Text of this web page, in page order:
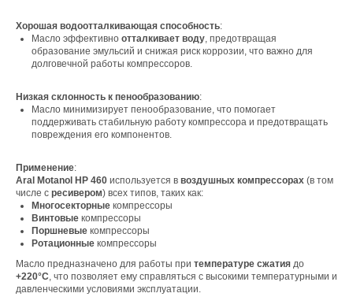
Хорошая водоотталкивающая способность:
Масло эффективно отталкивает воду, предотвращая
образование эмульсий и снижая риск коррозии, что важно для
долговечной работы компрессоров.
Низкая склонность к пенообразованию:
Масло минимизирует пенообразование, что помогает
поддерживать стабильную работу компрессора и предотвращать
повреждения его компонентов.
Применение:
Aral Motanol HP 460 используется в воздушных компрессорах (в том
числе с ресивером) всех типов, таких как:
Многосекторные компрессоры
Винтовые компрессоры
Поршневые компрессоры
Ротационные компрессоры
Масло предназначено для работы при температуре сжатия до
+220°C, что позволяет ему справляться с высокими температурными и
давленческими условиями эксплуатации.
Контакты
г. Москва, вн. тер. г. муниципальный округ
Ломоносовский, ул. Академика Пилюгина, д.
12, к. 1, помещ. 3/1
Офис компании: